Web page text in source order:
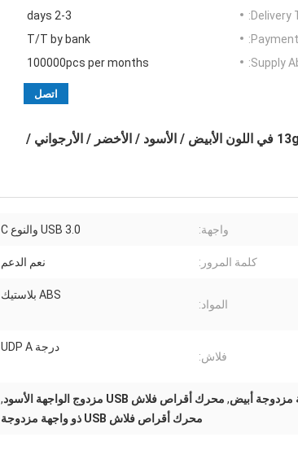
Delivery
2-3 days
T/T by bank
Supply
100000pcs per months
اتصل
محرك أقراص فلاش OTG ذو الواجهة المزدوجة 13g USB 3.0 Type C في اللون الأبيض / الأسود / الأخضر / الأرجواني /
واجهة: USB 3.0 والنوع C
كلمة المرور: نعم الدعم
المواد:
ABS بلاستيك
فلاش:
درجة UDP A
, محرك أقراص فلاش USB مزدوج الواجهة الأسود
,
محرك أقراص فلاش USB ذو واجهة مزدوجة